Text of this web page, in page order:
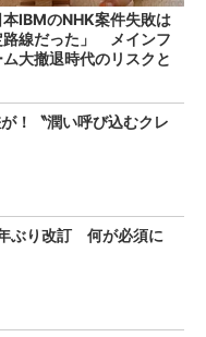
本IBMのNHK案件失敗は
路線だった」 メインフ
ム大撤退時代のリスクと
！〝潤い呼び込むクレ
ぶり改訂 何が必須に